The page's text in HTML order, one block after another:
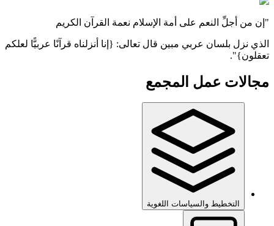
"إن من أجلِّ النعم على أمة الإسلام نعمة القرآن الكريم
الذي نزل بلسان عربي مبين قال تعالى: {إنا أنزلناه قرآنًا عربيًّا لعلكم
تعقلون}".
مجالات عمل المجمع
التخطيط والسياسات اللغوية